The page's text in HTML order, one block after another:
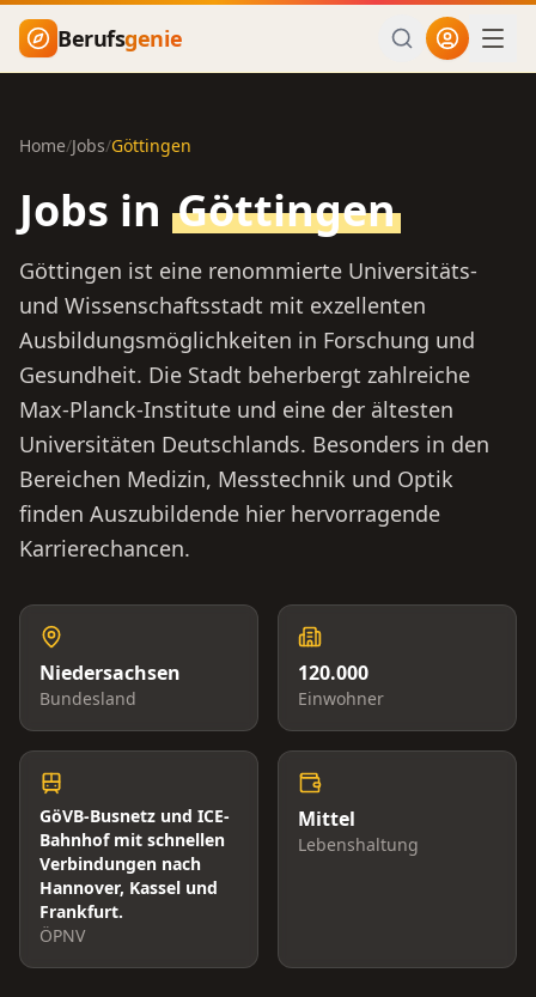
Zum Hauptinhalt springen
Berufsgenie
Home/Jobs/Göttingen
Jobs in Göttingen
Göttingen ist eine renommierte Universitäts-
und Wissenschaftsstadt mit exzellenten
Ausbildungsmöglichkeiten in Forschung und
Gesundheit. Die Stadt beherbergt zahlreiche
Max-Planck-Institute und eine der ältesten
Universitäten Deutschlands. Besonders in den
Bereichen Medizin, Messtechnik und Optik
finden Auszubildende hier hervorragende
Karrierechancen.
Niedersachsen
Bundesland
120.000
Einwohner
GöVB-Busnetz und ICE-
Bahnhof mit schnellen
Verbindungen nach
Hannover, Kassel und
Frankfurt.
ÖPNV
Mittel
Lebenshaltung